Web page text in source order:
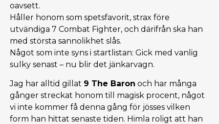
oavsett.
Håller honom som spetsfavorit, strax före
utvändiga 7 Combat Fighter, och därifrån ska han
med största sannolikhet slås.
Något som inte syns i startlistan: Gick med vanlig
sulky senast – nu blir det jänkarvagn.
Jag har alltid gillat 9 The Baron och har många
gånger streckat honom till magisk procent, något
vi inte kommer få denna gång för jösses vilken
form han hittat senaste tiden. Himla roligt att han